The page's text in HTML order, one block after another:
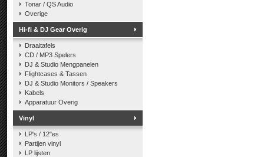
Tonar / QS Audio
Overige
Hi-fi & DJ Gear Overig
Draaitafels
CD / MP3 Spelers
DJ & Studio Mengpanelen
Flightcases & Tassen
DJ & Studio Monitors / Speakers
Kabels
Apparatuur Overig
Vinyl
LP's / 12"es
Partijen vinyl
LP lijsten